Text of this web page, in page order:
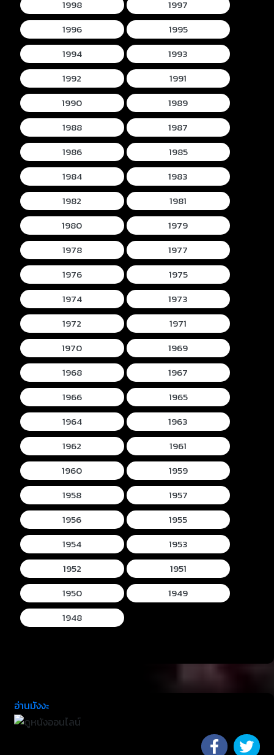
1998
1997
1996
1995
1994
1993
1992
1991
1990
1989
1988
1987
1986
1985
1984
1983
1982
1981
1980
1979
1978
1977
1976
1975
1974
1973
1972
1971
1970
1969
1968
1967
1966
1965
1964
1963
1962
1961
1960
1959
1958
1957
1956
1955
1954
1953
1952
1951
1950
1949
1948
อ่านมังงะ